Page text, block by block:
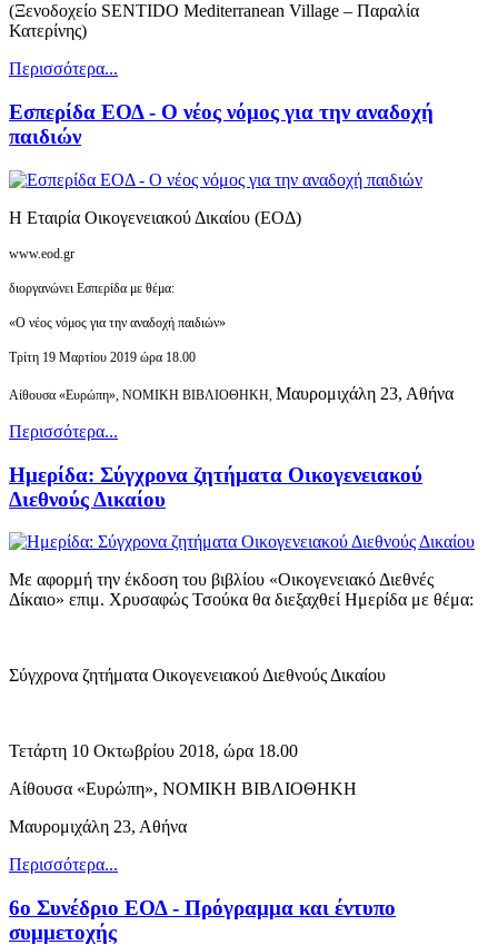
(Ξενοδοχείο SENTIDO Mediterranean Village – Παραλία
Κατερίνης)
Περισσότερα...
Εσπερίδα ΕΟΔ - Ο νέος νόμος για την αναδοχή
παιδιών
Η Εταιρία Οικογενειακού Δικαίου (ΕΟΔ)
www.eod.gr
διοργανώνει Εσπερίδα με θέμα:
«Ο νέος νόμος για την αναδοχή παιδιών»
Τρίτη 19 Μαρτίου 2019 ώρα 18.00
Αίθουσα «Ευρώπη», ΝΟΜΙΚΗ ΒΙΒΛΙΟΘΗΚΗ, Μαυρομιχάλη 23, Αθήνα
Περισσότερα...
Ημερίδα: Σύγχρονα ζητήματα Οικογενειακού
Διεθνούς Δικαίου
Με αφορμή την έκδοση του βιβλίου «Οικογενειακό Διεθνές
Δίκαιο» επιμ. Χρυσαφώς Τσούκα θα διεξαχθεί Ημερίδα με θέμα:
Σύγχρονα ζητήματα Οικογενειακού Διεθνούς Δικαίου
Τετάρτη 10 Οκτωβρίου 2018, ώρα 18.00
Αίθουσα «Ευρώπη», ΝΟΜΙΚΗ ΒΙΒΛΙΟΘΗΚΗ
Μαυρομιχάλη 23, Αθήνα
Περισσότερα...
6ο Συνέδριο ΕΟΔ - Πρόγραμμα και έντυπο
συμμετοχής